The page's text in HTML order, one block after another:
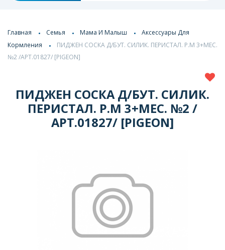
Главная Семья Мама И Малыш
Аксессуары Для
Кормления
ПИДЖЕН СОСКА Д/БУТ. СИЛИК. ПЕРИСТАЛ. Р.М 3+МЕС.
№2 /АРТ.01827/ [PIGEON]
ПИДЖЕН СОСКА Д/БУТ. СИЛИК.
ПЕРИСТАЛ. Р.М 3+МЕС. №2 /
АРТ.01827/ [PIGEON]